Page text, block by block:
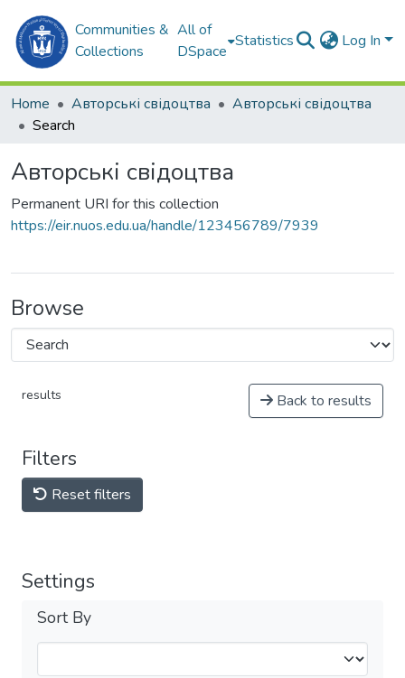
Communities &
Collections
All of
DSpace
Statistics Log In
Home Авторські свідоцтва
Авторські свідоцтва
Search
Авторські свідоцтва
Permanent URI for this collection
https://eir.nuos.edu.ua/handle/123456789/7939
Browse
results Back to results
Filters
Reset filters
Settings
Sort By